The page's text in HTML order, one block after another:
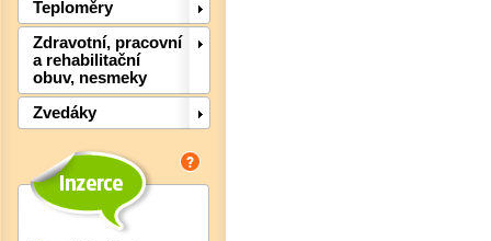
Teploměry
Zdravotní, pracovní
a rehabilitační
obuv, nesmeky
Zvedáky